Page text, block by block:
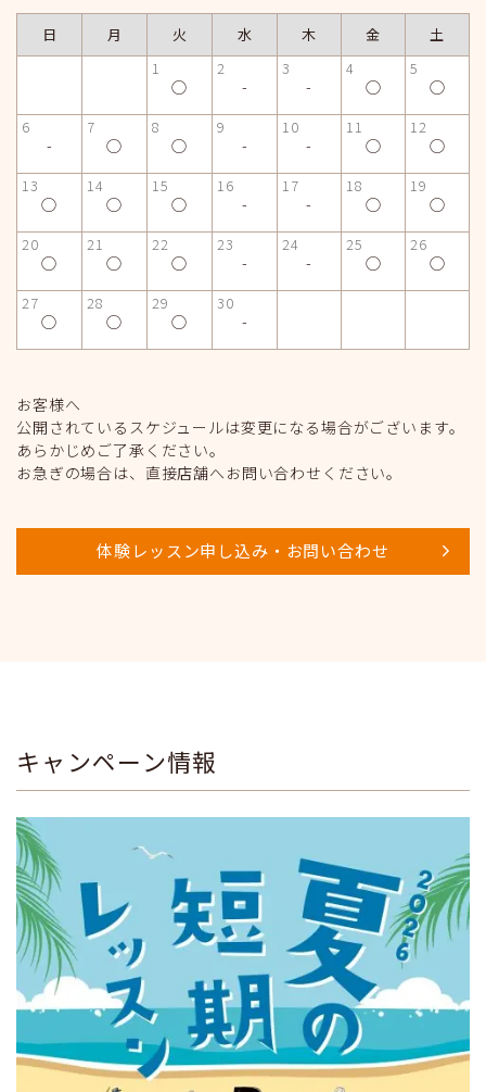
日 月 火 水 木 金
土
1
◯
2
-
3
-
4
◯
5
◯
6
-
7
◯
8
◯
9
-
10
-
11
◯
12
◯
13
◯
14
◯
15
◯
16
-
17
-
18
◯
19
◯
20
◯
21
◯
22
◯
23
-
24
-
25
◯
26
◯
27
◯
28
◯
29
◯
30
-
お客様へ
公開されているスケジュールは変更になる場合がございます。
あらかじめご了承ください。
お急ぎの場合は、直接店舗へお問い合わせください。
体験レッスン申し込み・お問い合わせ
キャンペーン情報